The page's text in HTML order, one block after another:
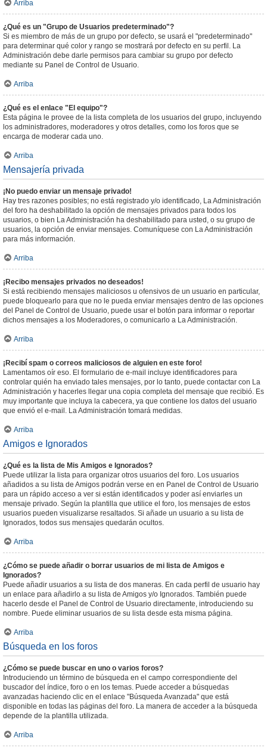
Arriba
¿Qué es un "Grupo de Usuarios predeterminado"?
Si es miembro de más de un grupo por defecto, se usará el "predeterminado"
para determinar qué color y rango se mostrará por defecto en su perfil. La
Administración debe darle permisos para cambiar su grupo por defecto
mediante su Panel de Control de Usuario.
Arriba
¿Qué es el enlace "El equipo"?
Esta página le provee de la lista completa de los usuarios del grupo, incluyendo
los administradores, moderadores y otros detalles, como los foros que se
encarga de moderar cada uno.
Arriba
Mensajería privada
¡No puedo enviar un mensaje privado!
Hay tres razones posibles; no está registrado y/o identificado, La Administración
del foro ha deshabilitado la opción de mensajes privados para todos los
usuarios, o bien La Administración ha deshabilitado para usted, o su grupo de
usuarios, la opción de enviar mensajes. Comuníquese con La Administración
para más información.
Arriba
¡Recibo mensajes privados no deseados!
Si está recibiendo mensajes maliciosos u ofensivos de un usuario en particular,
puede bloquearlo para que no le pueda enviar mensajes dentro de las opciones
del Panel de Control de Usuario, puede usar el botón para informar o reportar
dichos mensajes a los Moderadores, o comunicarlo a La Administración.
Arriba
¡Recibí spam o correos maliciosos de alguien en este foro!
Lamentamos oír eso. El formulario de e-mail incluye identificadores para
controlar quién ha enviado tales mensajes, por lo tanto, puede contactar con La
Administración y hacerles llegar una copia completa del mensaje que recibió. Es
muy importante que incluya la cabecera, ya que contiene los datos del usuario
que envió el e-mail. La Administración tomará medidas.
Arriba
Amigos e Ignorados
¿Qué es la lista de Mis Amigos e Ignorados?
Puede utilizar la lista para organizar otros usuarios del foro. Los usuarios
añadidos a su lista de Amigos podrán verse en en Panel de Control de Usuario
para un rápido acceso a ver si están identificados y poder así enviarles un
mensaje privado. Según la plantilla que utilice el foro, los mensajes de estos
usuarios pueden visualizarse resaltados. Si añade un usuario a su lista de
Ignorados, todos sus mensajes quedarán ocultos.
Arriba
¿Cómo se puede añadir o borrar usuarios de mi lista de Amigos e
Ignorados?
Puede añadir usuarios a su lista de dos maneras. En cada perfil de usuario hay
un enlace para añadirlo a su lista de Amigos y/o Ignorados. También puede
hacerlo desde el Panel de Control de Usuario directamente, introduciendo su
nombre. Puede eliminar usuarios de su lista desde esta misma página.
Arriba
Búsqueda en los foros
¿Cómo se puede buscar en uno o varios foros?
Introduciendo un término de búsqueda en el campo correspondiente del
buscador del índice, foro o en los temas. Puede acceder a búsquedas
avanzadas haciendo clic en el enlace "Búsqueda Avanzada" que está
disponible en todas las páginas del foro. La manera de acceder a la búsqueda
depende de la plantilla utilizada.
Arriba